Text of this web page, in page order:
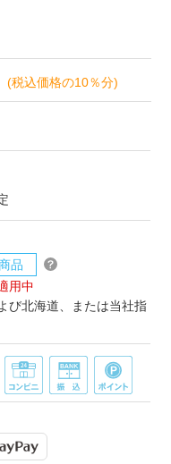
(税込価格の10％分)
品
用中
び北海道、または当社指